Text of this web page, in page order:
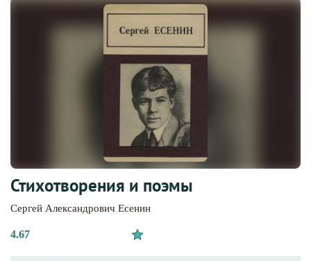
Стихотворения и поэмы
Сергей Александрович Есенин
4.67